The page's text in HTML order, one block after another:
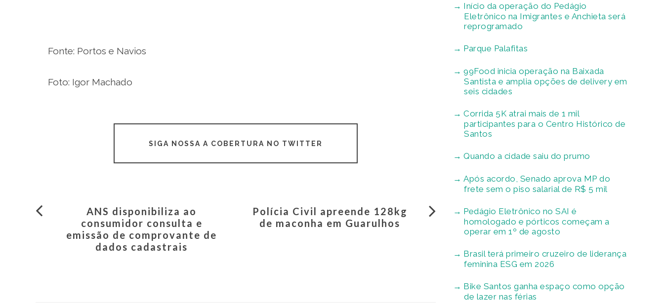
Fonte: Portos e Navios
Foto: Igor Machado
SIGA NOSSA A COBERTURA NO TWITTER
ANS disponibiliza ao
consumidor consulta e
emissão de comprovante de
dados cadastrais
Polícia Civil apreende 128kg
de maconha em Guarulhos
Início da operação do Pedágio
Eletrônico na Imigrantes e Anchieta será
reprogramado
Parque Palafitas
99Food inicia operação na Baixada
Santista e amplia opções de delivery em
seis cidades
Corrida 5K atrai mais de 1 mil
participantes para o Centro Histórico de
Santos
Quando a cidade saiu do prumo
Após acordo, Senado aprova MP do
frete sem o piso salarial de R$ 5 mil
Pedágio Eletrônico no SAI é
homologado e pórticos começam a
operar em 1º de agosto
Brasil terá primeiro cruzeiro de liderança
feminina ESG em 2026
Bike Santos ganha espaço como opção
de lazer nas férias